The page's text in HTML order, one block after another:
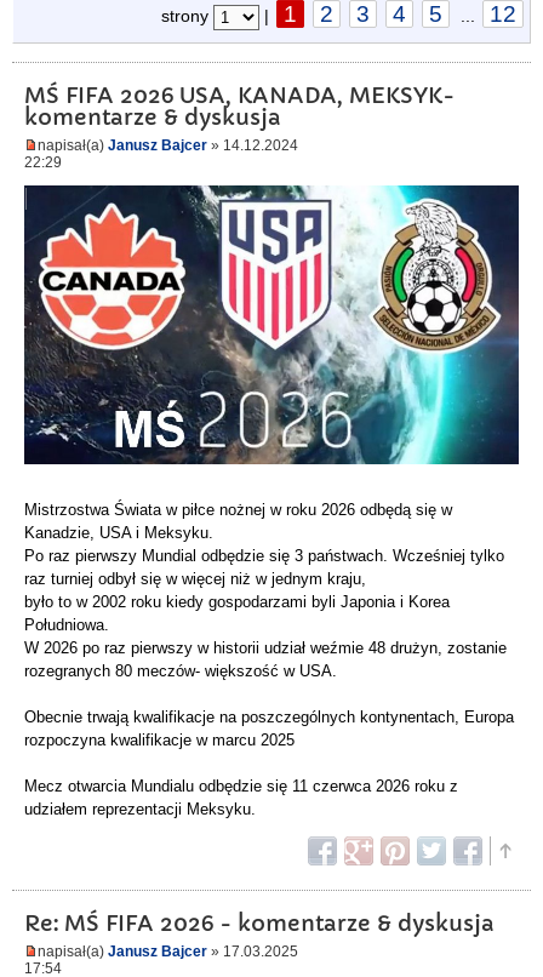
strony
| 1 2 3 4 5 12
MŚ FIFA 2026 USA, KANADA, MEKSYK-
komentarze & dyskusja
napisał(a) Janusz Bajcer » 14.12.2024
22:29
Mistrzostwa Świata w piłce nożnej w roku 2026 odbędą się w
Kanadzie, USA i Meksyku.
Po raz pierwszy Mundial odbędzie się 3 państwach. Wcześniej tylko
raz turniej odbył się w więcej niż w jednym kraju,
było to w 2002 roku kiedy gospodarzami byli Japonia i Korea
Południowa.
W 2026 po raz pierwszy w historii udział weźmie 48 drużyn, zostanie
rozegranych 80 meczów- większość w USA.
Obecnie trwają kwalifikacje na poszczególnych kontynentach, Europa
rozpoczyna kwalifikacje w marcu 2025
Mecz otwarcia Mundialu odbędzie się 11 czerwca 2026 roku z
udziałem reprezentacji Meksyku.
Re: MŚ FIFA 2026 - komentarze & dyskusja
napisał(a) Janusz Bajcer » 17.03.2025
17:54